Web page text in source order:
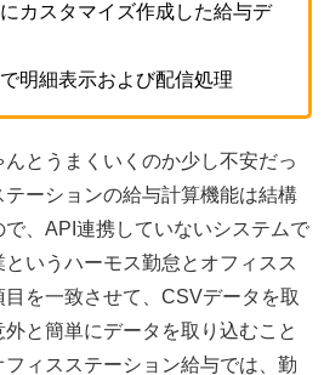
カスタマイズ作成した給与デ
明細表示および配信処理
とうまくいくのか少し不安だっ
ーションの給与計算機能は結構
、API連携していないシステムで
いうハーモス勤怠とオフィスス
を一致させて、CSVデータを取
と簡単にデータを取り込むこと
ィスステーション給与では、勤